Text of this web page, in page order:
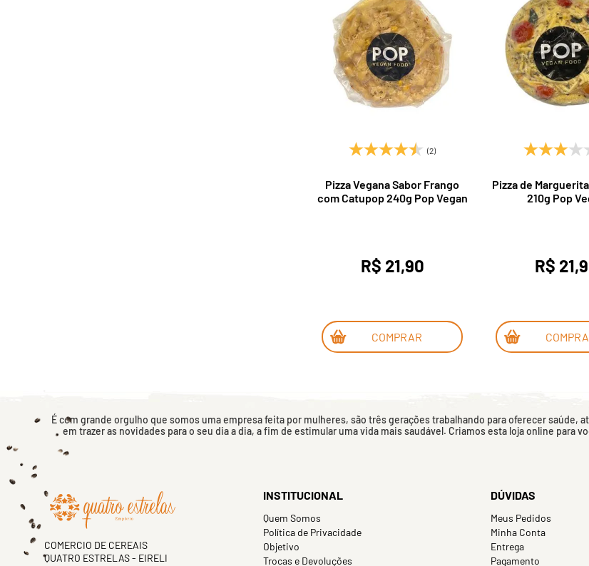
(2)
Pizza Vegana Sabor Frango
com Catupop 240g Pop Vegan
R$ 21,90
COMPRAR
Pizza de
210g Pop
R$
É com grande orgulho que somos uma empresa feita por mulheres, são três gerações trabalhando para oferecer saúde,
em trazer as novidades para o seu dia a dia, a fim de estimular uma vida mais saudável. Criamos esta loja online para
COMERCIO DE CEREAIS
QUATRO ESTRELAS - EIRELI
INSTITUCIONAL
Quem Somos
Política de Privacidade
Objetivo
Trocas e Devoluções
DÚVIDAS
Meus Pedidos
Minha Conta
Entrega
Pagamento